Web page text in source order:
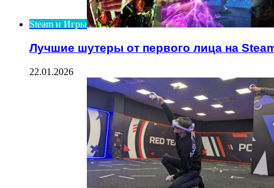
Steam и Игры
Лучшие шутеры от первого лица на
22.01.2026